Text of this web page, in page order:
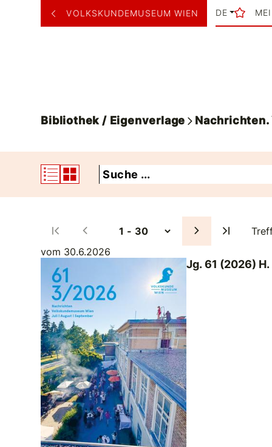
VOLKSKUNDEMUSEUM WIEN DE
Bibliothek / Eigenverlage Nachrichten.
vom 30.6.2026
Jg. 61 (2026) H.